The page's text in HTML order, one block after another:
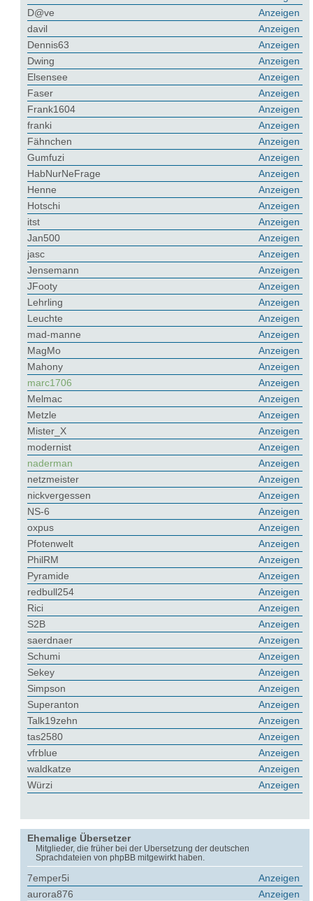
Anzeigen
D@ve
Anzeigen
davil
Anzeigen
Dennis63
Anzeigen
Dwing
Anzeigen
Elsensee
Anzeigen
Faser
Anzeigen
Frank1604
Anzeigen
franki
Anzeigen
Fähnchen
Anzeigen
Gumfuzi
Anzeigen
HabNurNeFrage
Anzeigen
Henne
Anzeigen
Hotschi
Anzeigen
itst
Anzeigen
Jan500
Anzeigen
jasc
Anzeigen
Jensemann
Anzeigen
JFooty
Anzeigen
Lehrling
Anzeigen
Leuchte
Anzeigen
mad-manne
Anzeigen
MagMo
Anzeigen
Mahony
Anzeigen
marc1706
Anzeigen
Melmac
Anzeigen
Metzle
Anzeigen
Mister_X
Anzeigen
modernist
Anzeigen
naderman
Anzeigen
netzmeister
Anzeigen
nickvergessen
Anzeigen
NS-6
Anzeigen
oxpus
Anzeigen
Pfotenwelt
Anzeigen
PhilRM
Anzeigen
Pyramide
Anzeigen
redbull254
Anzeigen
Rici
Anzeigen
S2B
Anzeigen
saerdnaer
Anzeigen
Schumi
Anzeigen
Sekey
Anzeigen
Simpson
Anzeigen
Superanton
Anzeigen
Talk19zehn
Anzeigen
tas2580
Anzeigen
vfrblue
Anzeigen
waldkatze
Anzeigen
Würzi
Ehemalige Übersetzer
Mitglieder, die früher bei der Übersetzung der deutschen
Sprachdateien von phpBB mitgewirkt haben.
Anzeigen
7emper5i
Anzeigen
aurora876